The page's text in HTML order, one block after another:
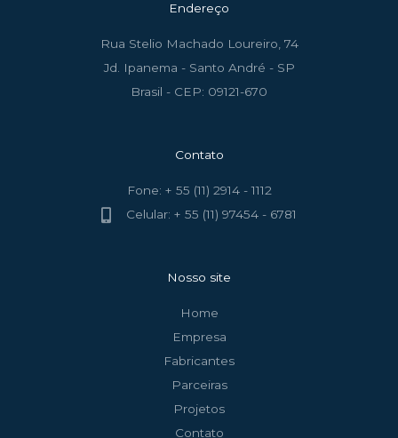
Endereço
Rua Stelio Machado Loureiro, 74
Jd. Ipanema - Santo André - SP
Brasil - CEP: 09121-670
Contato
Fone: + 55 (11) 2914 - 1112
Celular: + 55 (11) 97454 - 6781
Nosso site
Home
Empresa
Fabricantes
Parceiras
Projetos
Contato